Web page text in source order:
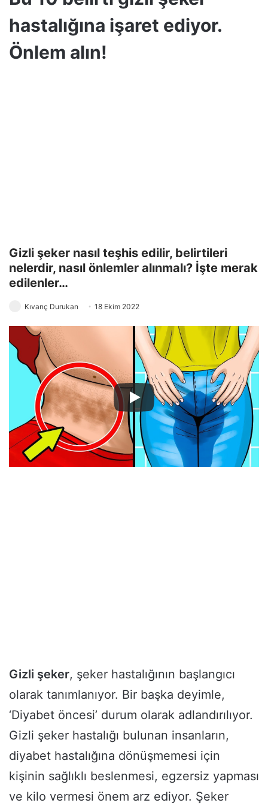
hastalığına işaret ediyor.
Önlem alın!
Gizli şeker nasıl teşhis edilir, belirtileri
nelerdir, nasıl önlemler alınmalı? İşte merak
edilenler…
Kıvanç Durukan 18 Ekim 2022
Gizli şeker, şeker hastalığının başlangıcı
olarak tanımlanıyor. Bir başka deyimle,
‘Diyabet öncesi’ durum olarak adlandırılıyor.
Gizli şeker hastalığı bulunan insanların,
diyabet hastalığına dönüşmemesi için
kişinin sağlıklı beslenmesi, egzersiz yapması
ve kilo vermesi önem arz ediyor. Şeker